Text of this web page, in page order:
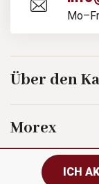
Über den
Morex
ICH